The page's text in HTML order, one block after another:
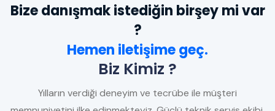
Bize danışmak istediğin birşey mi var
?
Hemen iletişime geç.
Biz Kimiz ?
Yılların verdiği deneyim ve tecrübe ile müşteri